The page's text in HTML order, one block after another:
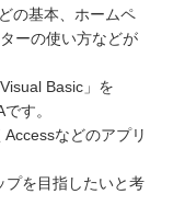
の基本、ホームペ
ーの使い方などが
Basic」を
す。
などのアプリ
プを目指したいと考